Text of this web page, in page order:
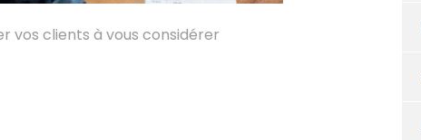
vos clients à vous considérer